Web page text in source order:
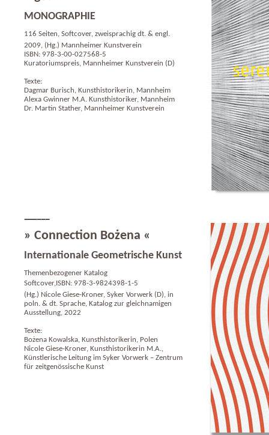
MONOGRAPHIE
116 Seiten, Softcover, zweisprachig dt. & engl.
2009, (Hg.) Mannheimer Kunstverein
ISBN: 978-3-00-027568-5
Kuratoriumspreis, Mannheimer Kunstverein (D)
Texte:
Dagmar Burisch, Kunsthistorikerin, Mannheim
Alexa Gwinner M.A. Kunsthistoriker, Mannheim
Dr. Martin Stather, Mannheimer Kunstverein
» Connection Bożena «
Internationale Geometrische Kunst
Themenbezogener Katalog
Softcover,ISBN: 978-3-9824398-1-5
(Hg.) Nicole Giese-Kroner, Syker Vorwerk (D), in
poln. & dt. Sprache, Katalog zur gleichnamigen
Ausstellung, 2022
Texte:
Bożena Kowalska, Kunsthistorikerin, Polen
Nicole Giese-Kroner, Kunsthistorikerin M.A.,
Künstlerische Leitung im Syker Vorwerk – Zentrum
für zeitgenössische Kunst